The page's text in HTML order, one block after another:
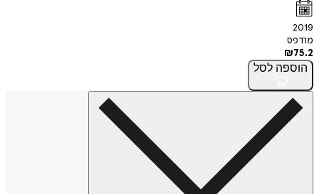
2019
מודפס
₪75.2
הוספה לסל